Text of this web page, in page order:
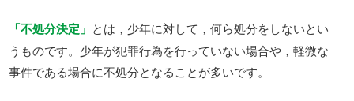
「不処分決定」 とは，少年に対して，何ら処分をしないとい
うものです。少年が犯罪行為を行っていない場合や，軽微な
事件である場合に不処分となることが多いです。